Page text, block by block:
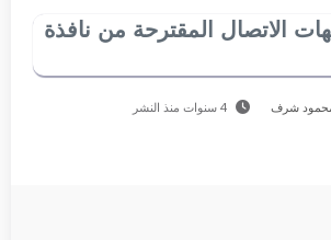
الاتصال المقترحة من نافذة
شرف 4 سنوات منذ النشر